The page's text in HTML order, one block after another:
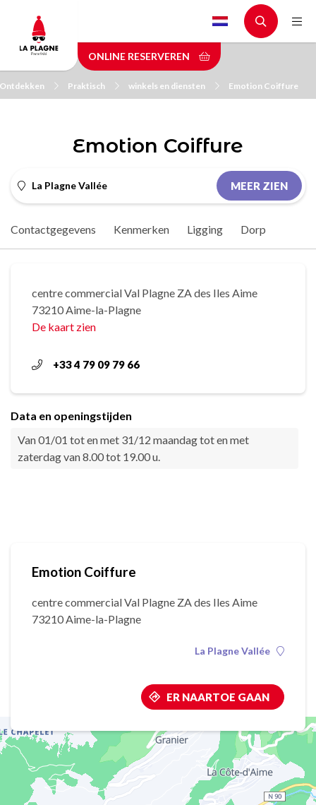
main
content
ONLINE RESERVEREN
Ontdekken Praktisch winkels en diensten Emotion Coiffure
Emotion Coiffure
La Plagne Vallée MEER ZIEN
Contactgegevens Kenmerken Ligging Dorp
centre commercial Val Plagne ZA des Iles Aime
73210 Aime-la-Plagne
De kaart zien
+33 4 79 09 79 66
Data en openingstijden
Van 01/01 tot en met 31/12 maandag tot en met
zaterdag van 8.00 tot 19.00 u.
Emotion Coiffure
centre commercial Val Plagne ZA des Iles Aime
73210 Aime-la-Plagne
La Plagne Vallée
ER NAARTOE GAAN